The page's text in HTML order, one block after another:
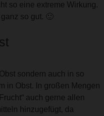
so eine extreme Wirkung.
so gut. 🙂
sondern auch in so
in Obst. In großen Mengen
auch gerne allen
hinzugefügt, da